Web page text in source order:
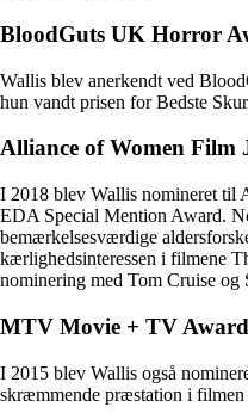
BloodGuts UK Horror
Wallis blev anerkendt ved
hun vandt prisen for Bedste
Alliance of Women Film
I 2018 blev Wallis nomineret til
EDA Special Mention Award.
bemærkelsesværdige
kærlighedsinteressen i filmene
nominering med Tom Cruise og
MTV Movie + TV
I 2015 blev Wallis også
skræmmende præstation i filmen